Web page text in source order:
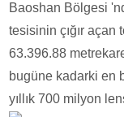
Baoshan Bölgesi
tesisinin çığır
63.396.88
bugüne kadarki en
yıllık 700 milyon